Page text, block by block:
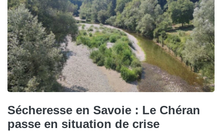
Sécheresse en Savoie : Le Chéran
passe en situation de crise